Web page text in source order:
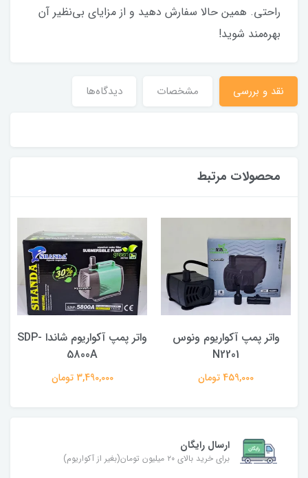
راحتی. همین حالا سفارش دهید و از مزایای بی‌نظیر آن
بهره‌مند شوید!
نقد و بررسی مشخصات دیدگاه‌ها
محصولات مرتبط
واتر پمپ آکواریوم ونوس
N2201
459,000 تومان
واتر پمپ آکواریوم شاندا SDP-
5800A
3,490,000 تومان
ارسال رایگان
برای خرید بالای ۲۰ میلیون تومان(بغیر از آکواریوم)